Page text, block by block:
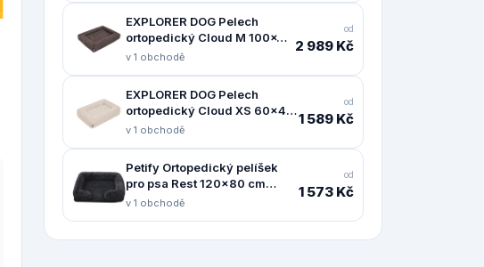
EXPLORER DOG Pelech
ortopedický Cloud M 100x70
Mocha Brown
v 1 obchodě
od
2 989 Kč
EXPLORER DOG Pelech
ortopedický Cloud XS 60x40
Vanilla Beige
v 1 obchodě
od
1 589 Kč
Petify Ortopedický pelíšek
pro psa Rest 120x80 cm
černý
v 1 obchodě
od
1 573 Kč